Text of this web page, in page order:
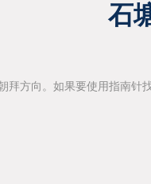
石
拜方向。如果要使用指南